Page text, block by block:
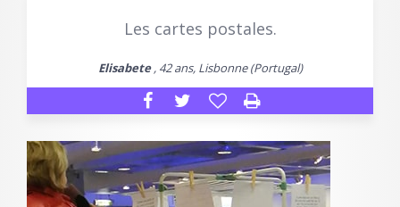
Les cartes postales.
Elisabete, 42 ans, Lisbonne (Portugal)